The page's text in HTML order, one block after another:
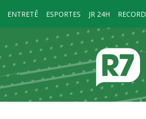
ENTRETÊ ESPORTES JR 24H RECORD